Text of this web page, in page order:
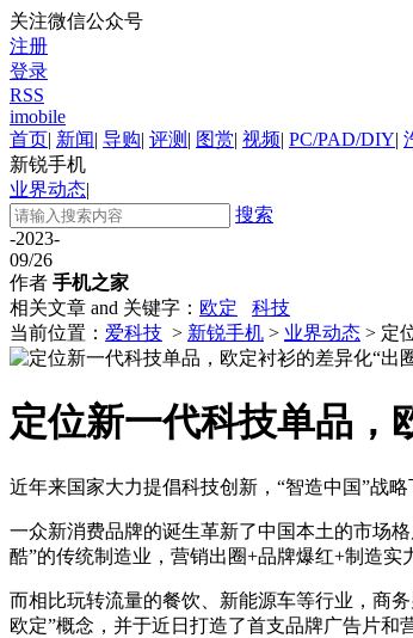
关注微信公众号
注册
登录
RSS
imobile
首页| 新闻| 导购| 评测 | 图赏| 视频| PC/PAD/DIY|
新锐手机
业界动态|
搜索
-2023-
09/26
作者 手机之家
相关文章 and 关键字： 欧定
科技
当前位置： 爱科技 > 新锐手机 > 业界动态 > 定
定位新一代科技单品，
近年来国家大力提倡科技创新，“智造中国”战
一众新消费品牌的诞生革新了中国本土的市场
酷”的传统制造业，营销出圈+品牌爆红+制造实
而相比玩转流量的餐饮、新能源车等行业，商
欧定”概念，并于近日打造了首支品牌广告片